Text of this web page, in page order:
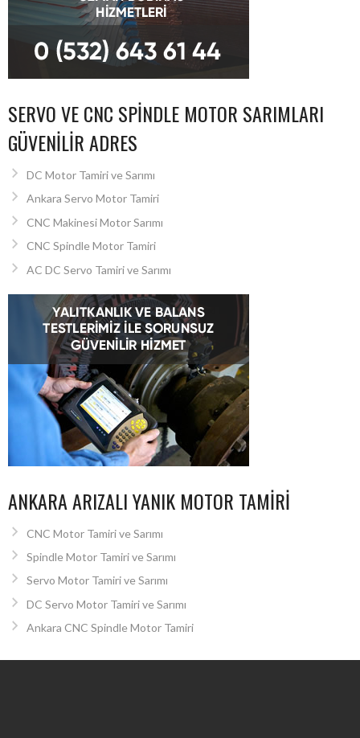
SERVO VE CNC SPINDLE MOTOR SARIMLARI
GÜVENILIR ADRES
DC Motor Tamiri ve Sarımı
Ankara Servo Motor Tamiri
CNC Makinesi Motor Sarımı
CNC Spindle Motor Tamiri
AC DC Servo Tamiri ve Sarımı
ANKARA ARIZALI YANIK MOTOR TAMIRI
CNC Motor Tamiri ve Sarımı
Spindle Motor Tamiri ve Sarımı
Servo Motor Tamiri ve Sarımı
DC Servo Motor Tamiri ve Sarımı
Ankara CNC Spindle Motor Tamiri